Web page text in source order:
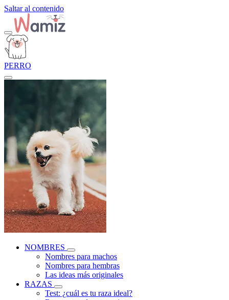
Saltar al contenido
PERRO
NOMBRES
Nombres para machos
Nombres para hembras
Las ideas más originales
RAZAS
Test: ¿cuál es tu raza ideal?